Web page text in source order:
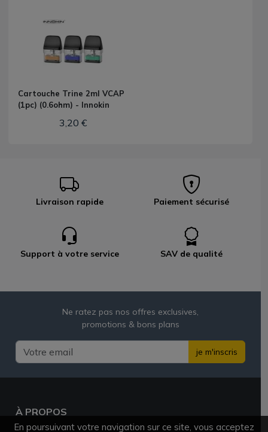
Cartouche Trine 2ml VCAP
(1pc) (0.6ohm) - Innokin
3,20 €
Livraison rapide Paiement sécurisé
Support à votre service SAV de qualité
Ne ratez pas nos offres exclusives,
promotions & bons plans
je m'inscris
À PROPOS
En poursuivant votre navigation sur ce site, vous acceptez